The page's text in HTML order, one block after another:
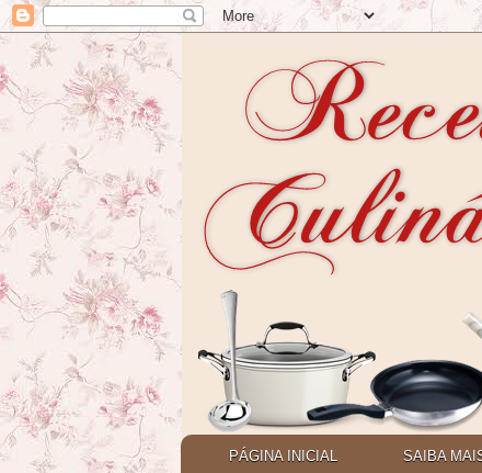
PÁGINA INICIAL SAIBA